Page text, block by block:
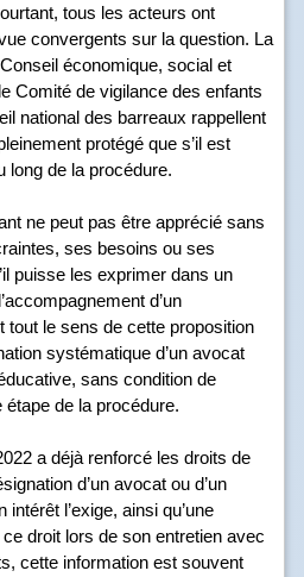
tous les acteurs ont
convergents sur la question. La
économique, social et
Comité de vigilance des enfants
national des barreaux rappellent
protégé que s’il est
long de la procédure.
ne peut pas être apprécié sans
ses besoins ou ses
puisse les exprimer dans un
d’un
tout le sens de cette proposition
systématique d’un avocat
sans condition de
de la procédure.
a déjà renforcé les droits de
d’un avocat ou d’un
l’exige, ainsi qu’une
droit lors de son entretien avec
cette information est souvent